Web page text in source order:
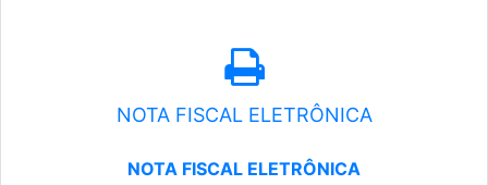
NOTA FISCAL ELETRÔNICA
NOTA FISCAL ELETRÔNICA